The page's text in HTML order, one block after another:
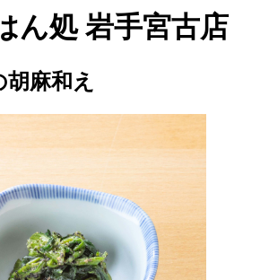
ん処 岩手宮古店
麻和え